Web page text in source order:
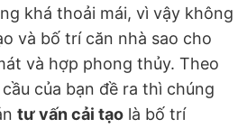
khá thoải mái, vì vậy không
và bố trí căn nhà sao cho
và hợp phong thủy. Theo
của bạn đề ra thì chúng
tư vấn cải tạo là bố trí